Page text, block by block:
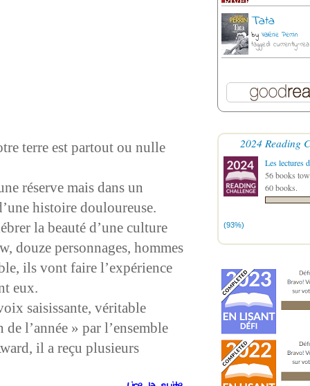
terre est partout ou nulle
réserve mais dans un
histoire douloureuse.
la beauté d’une culture
douze personnages, hommes
ils vont faire l’expérience
eux.
saisissante, véritable
l’année » par l’ensemble
il a reçu plusieurs
Tata
by Valérie Perrin
tagged: currently-
2024 Reading
Les lectures
56 books
60 books.
(93%)